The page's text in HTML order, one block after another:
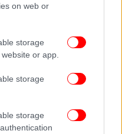
on web or
storage
or app.
storage
storage
«να αυξήσουν
τις μειώνουν», να
των εργαζομένων
τους επιτρέπουν να